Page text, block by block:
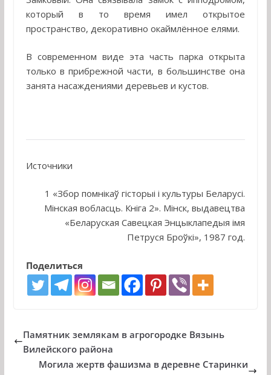
который в то время имел открытое
пространство, декоративно окаймлённое елями.
В современном виде эта часть парка открыта
только в прибрежной части, в большинстве она
занята насаждениями деревьев и кустов.
Источники
1 «Збор помнiкаў гiсторыi i культуры Беларусі.
Мінская вобласць. Кніга 2». Мінск, выдавецтва
«Беларуская Савецкая Энцыклапедыя імя
Петруся Броўкі», 1987 год.
Поделиться
Памятник землякам в агрогородке Вязынь
Вилейского района
Могила жертв фашизма в деревне Старинки